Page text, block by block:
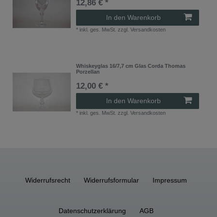
12,86 € *
In den Warenkorb
* inkl. ges. MwSt. zzgl.Versandkosten
Whiskeyglas 16/7,7 cm Glas Corda Thomas
Porzellan
12,00 € *
In den Warenkorb
* inkl. ges. MwSt. zzgl.Versandkosten
Widerrufs­recht Widerrufs­formular Impressum
Daten­schutz­erklärung AGB